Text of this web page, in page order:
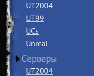
UT2004
UT99
UCs
Unreal
Серверы
UT2004